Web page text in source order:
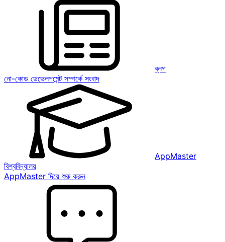
ব্লগ
নো-কোড ডেভেলপমেন্ট সম্পর্কে সংবাদ
AppMaster
বিশ্ববিদ্যালয়
AppMaster দিয়ে শুরু করুন